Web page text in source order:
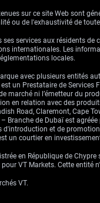
sur ce site Web sont
ou de l'exhaustivité de
ses services aux résidents
internationales. Les
locales.
avec plusieurs entités
est un Prestataire de
de marché ni l’émetteur du
en relation avec des
Road, Claremont, Cape
– Branche de Dubaï est
d'introduction et de
un courtier en
en République de
VT Markets. Cette entité
VT.